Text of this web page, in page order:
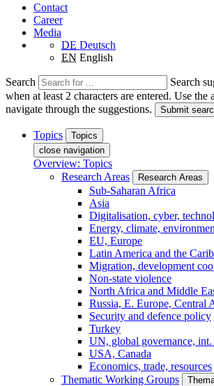
Contact
Career
Media
DE Deutsch
EN English
Search
Search
when at least 2 characters are entered. Use the
navigate through the suggestions.
Submit
Topics
Topics
close navigation
Overview: Topics
Research Areas
Research Areas
Sub-Saharan Africa
Asia
Digitalisation, cyber,
Energy, climate,
EU, Europe
Latin America and the
Migration, development
Non-state violence
North Africa and Middle
Russia, E. Europe, Central
Security and defence policy
Turkey
UN, global governance,
USA, Canada
Economics, trade, resources
Thematic Working Groups